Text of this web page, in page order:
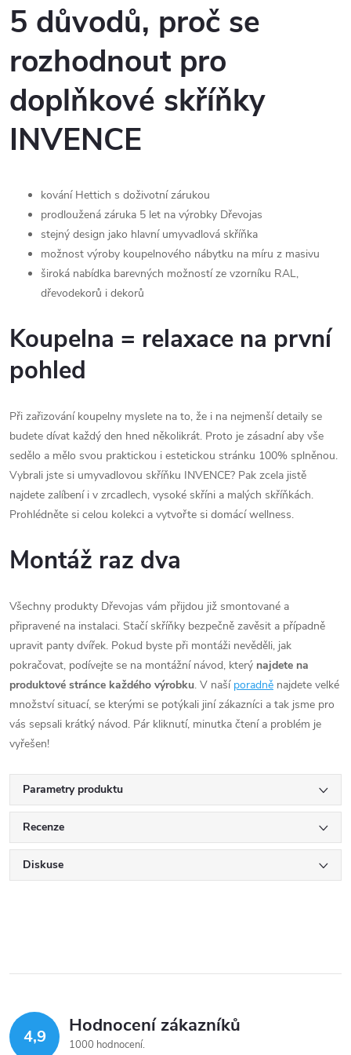
5 důvodů, proč se
rozhodnout pro
doplňkové skříňky
INVENCE
kování Hettich s doživotní zárukou
prodloužená záruka 5 let na výrobky Dřevojas
stejný design jako hlavní umyvadlová skříňka
možnost výroby koupelnového nábytku na míru z masivu
široká nabídka barevných možností ze vzorníku RAL,
dřevodekorů i dekorů
Koupelna = relaxace na první
pohled
Při zařizování koupelny myslete na to, že i na nejmenší detaily se
budete dívat každý den hned několikrát. Proto je zásadní aby vše
sedělo a mělo svou praktickou i estetickou stránku 100% splněnou.
Vybrali jste si umyvadlovou skříňku INVENCE? Pak zcela jistě
najdete zalíbení i v zrcadlech, vysoké skříni a malých skříňkách.
Prohlédněte si celou kolekci a vytvořte si domácí wellness.
Montáž raz dva
Všechny produkty Dřevojas vám přijdou již smontované a
připravené na instalaci. Stačí skříňky bezpečně zavěsit a případně
upravit panty dvířek. Pokud byste při montáži nevěděli, jak
pokračovat, podívejte se na montážní návod, který najdete na
produktové stránce každého výrobku. V naší poradně najdete velké
množství situací, se kterými se potýkali jiní zákazníci a tak jsme pro
vás sepsali krátký návod. Pár kliknutí, minutka čtení a problém je
vyřešen!
Parametry produktu
Recenze
Diskuse
4,9 Hodnocení zákazníků
1000 hodnocení